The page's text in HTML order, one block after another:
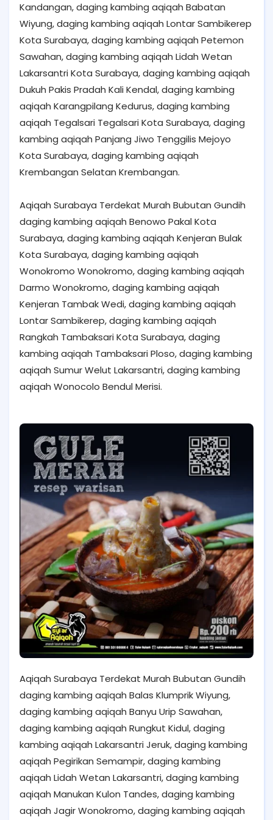
Kandangan, daging kambing aqiqah Babatan
Wiyung, daging kambing aqiqah Lontar Sambikerep
Kota Surabaya, daging kambing aqiqah Petemon
Sawahan, daging kambing aqiqah Lidah Wetan
Lakarsantri Kota Surabaya, daging kambing aqiqah
Dukuh Pakis Pradah Kali Kendal, daging kambing
aqiqah Karangpilang Kedurus, daging kambing
aqiqah Tegalsari Tegalsari Kota Surabaya, daging
kambing aqiqah Panjang Jiwo Tenggilis Mejoyo
Kota Surabaya, daging kambing aqiqah
Krembangan Selatan Krembangan.
Aqiqah Surabaya Terdekat Murah Bubutan Gundih
daging kambing aqiqah Benowo Pakal Kota
Surabaya, daging kambing aqiqah Kenjeran Bulak
Kota Surabaya, daging kambing aqiqah
Wonokromo Wonokromo, daging kambing aqiqah
Darmo Wonokromo, daging kambing aqiqah
Kenjeran Tambak Wedi, daging kambing aqiqah
Lontar Sambikerep, daging kambing aqiqah
Rangkah Tambaksari Kota Surabaya, daging
kambing aqiqah Tambaksari Ploso, daging kambing
aqiqah Sumur Welut Lakarsantri, daging kambing
aqiqah Wonocolo Bendul Merisi.
Aqiqah Surabaya Terdekat Murah Bubutan Gundih
daging kambing aqiqah Balas Klumprik Wiyung,
daging kambing aqiqah Banyu Urip Sawahan,
daging kambing aqiqah Rungkut Kidul, daging
kambing aqiqah Lakarsantri Jeruk, daging kambing
aqiqah Pegirikan Semampir, daging kambing
aqiqah Lidah Wetan Lakarsantri, daging kambing
aqiqah Manukan Kulon Tandes, daging kambing
aqiqah Jagir Wonokromo, daging kambing aqiqah